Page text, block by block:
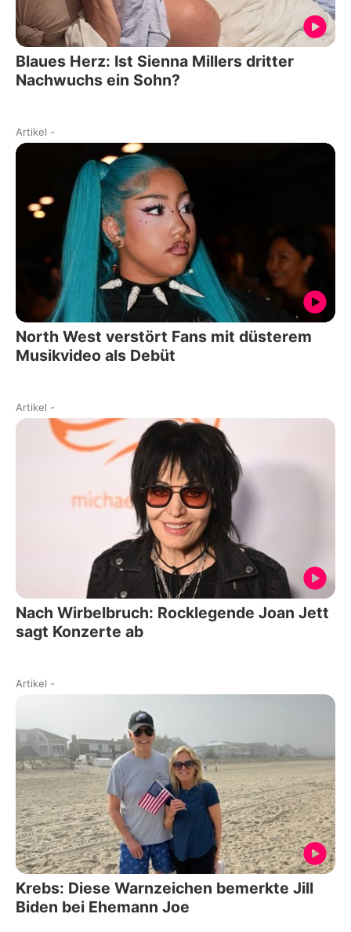
Blaues Herz: Ist Sienna Millers dritter
Nachwuchs ein Sohn?
Artikel -
North West verstört Fans mit düsterem
Musikvideo als Debüt
Artikel -
Nach Wirbelbruch: Rocklegende Joan Jett
sagt Konzerte ab
Artikel -
Krebs: Diese Warnzeichen bemerkte Jill
Biden bei Ehemann Joe